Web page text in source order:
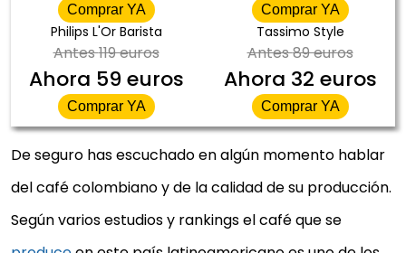
Comprar YA Comprar YA
Philips L'Or Barista
Antes119 euros
Ahora 59 euros
Comprar YA
Tassimo Style
Antes89 euros
Ahora 32 euros
Comprar YA
De seguro has escuchado en algún momento hablar
del café colombiano y de la calidad de su producción.
Según varios estudios y rankings el café que se